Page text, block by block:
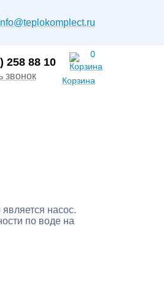
258 88 10
звонок Корзина
0
насос.
по воде на